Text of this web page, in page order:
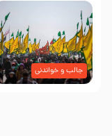
جالب و خواندنی